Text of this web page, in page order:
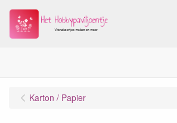
Karton / Papier